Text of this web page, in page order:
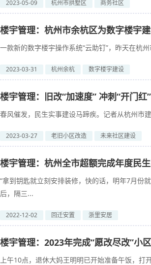
2023-05-09 杭州市拱墅区 商务社区
楼宇管理：杭州市余杭区为数字楼宇
一款新的数字楼宇操作系统“云助钉”，昨天在杭
2023-03-31 杭州余杭 数字楼宇建设
楼宇管理：旧改“加速度” 冲刺“开门红”
春风催发，民生实事建设马蹄疾。记者从杭州市
2023-03-27 老旧小区改造 未来社区建设
楼宇管理：杭州全市超额完成年度民
“拿到钥匙就立刻安排装修，快的话，明年7月份
后，隔三...
2022-12-02 回迁安置 浙里安居
楼宇管理：2023年完成“愿改尽改”小
上午10点，退休大妈王明明已开始准备午饭，